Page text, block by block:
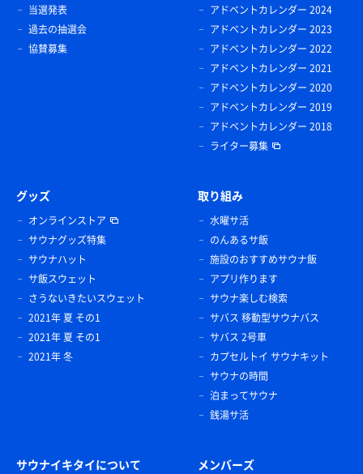
当選発表
過去の抽選会
協賛募集
アドベントカレンダー 2024
アドベントカレンダー 2023
アドベントカレンダー 2022
アドベントカレンダー 2021
アドベントカレンダー 2020
アドベントカレンダー 2019
アドベントカレンダー 2018
ライター募集
グッズ
オンラインストア
サウナグッズ特集
サウナハット
サ飯スウェット
さうないきたいスウェット
2021年 夏 その1
2021年 夏 その1
2021年 冬
取り組み
水曜サ活
のんあるサ飯
施設のおすすめサウナ飯
アプリ作ります
サウナ楽しむ検索
サバス 移動型サウナバス
サバス 2号車
カプセルトイ サウナキット
サウナの時間
泊まってサウナ
銭湯サ活
サウナイキタイについて メンバーズ